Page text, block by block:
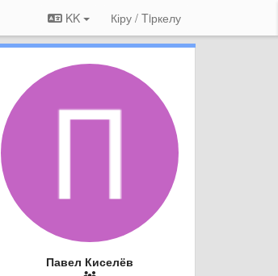
KK Кіру / Tiркелу
Павел Киселёв